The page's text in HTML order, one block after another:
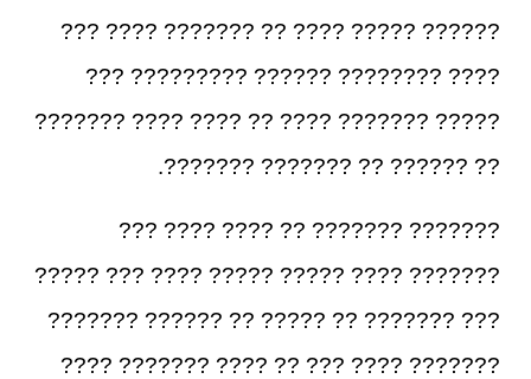
?????? ????? ???? ?? ??????? ???? ???
???? ???????? ?????? ????????? ???
????? ??????? ???? ?? ???? ???? ???????
?? ?????? ?? ??????? ???????.
??????? ??????? ?? ???? ???? ???
??????? ???? ????? ????? ???? ??? ?????
??? ??????? ?? ????? ?? ?????? ???????
??????? ???? ??? ?? ???? ??????? ????